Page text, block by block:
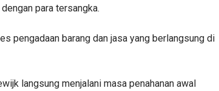
para tersangka.
pengadaan barang dan jasa yang berlangsung di
langsung menjalani masa penahanan awal